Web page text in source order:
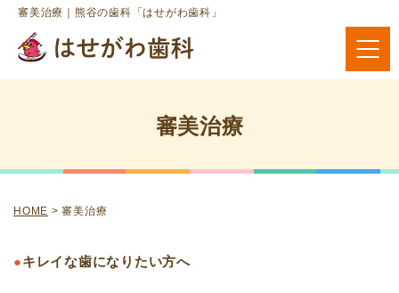
審美治療｜熊谷の歯科「はせがわ歯科」
審美治療
HOME >審美治療
●キレイな歯になりたい方へ